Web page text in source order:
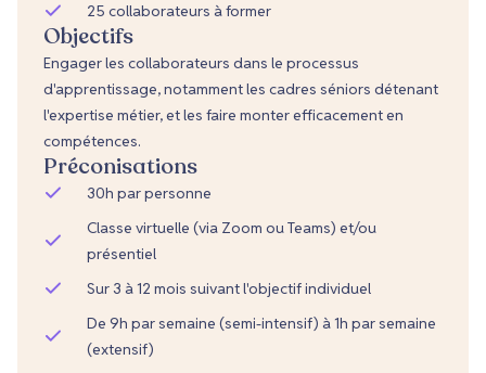
25 collaborateurs à former
Objectifs
Engager les collaborateurs dans le processus
d'apprentissage, notamment les cadres séniors détenant
l'expertise métier, et les faire monter efficacement en
compétences.
Préconisations
30h par personne
Classe virtuelle (via Zoom ou Teams) et/ou
présentiel
Sur 3 à 12 mois suivant l'objectif individuel
De 9h par semaine (semi-intensif) à 1h par semaine
(extensif)